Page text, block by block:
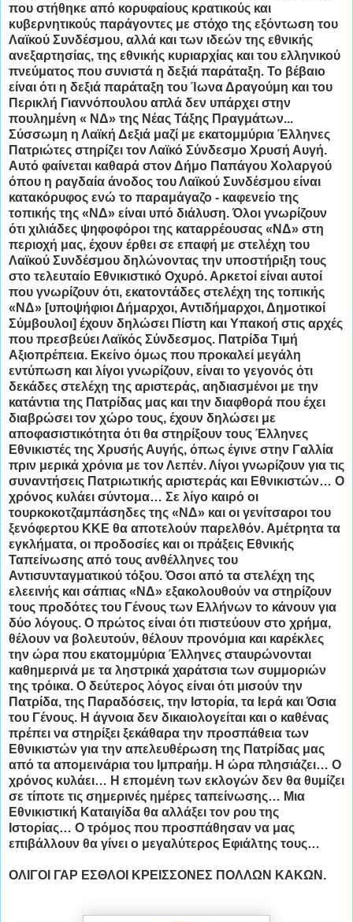
που στήθηκε από κορυφαίους κρατικούς και
κυβερνητικούς παράγοντες με στόχο της εξόντωση του
Λαϊκού Συνδέσμου, αλλά και των ιδεών της εθνικής
ανεξαρτησίας, της εθνικής κυριαρχίας και του ελληνικού
πνεύματος που συνιστά η δεξιά παράταξη. Το βέβαιο
είναι ότι η δεξιά παράταξη του Ίωνα Δραγούμη και του
Περικλή Γιαννόπουλου απλά δεν υπάρχει στην
πουλημένη « ΝΔ» της Νέας Τάξης Πραγμάτων...
Σύσσωμη η Λαϊκή Δεξιά μαζί με εκατομμύρια Έλληνες
Πατριώτες στηρίζει τον Λαϊκό Σύνδεσμο Χρυσή Αυγή.
Αυτό φαίνεται καθαρά στον Δήμο Παπάγου Χολαργού
όπου η ραγδαία άνοδος του Λαϊκού Συνδέσμου είναι
κατακόρυφος ενώ το παραμάγαζο - καφενείο της
τοπικής της «ΝΔ» είναι υπό διάλυση. Όλοι γνωρίζουν
ότι χιλιάδες ψηφοφόροι της καταρρέουσας «ΝΔ» στη
περιοχή μας, έχουν έρθει σε επαφή με στελέχη του
Λαϊκού Συνδέσμου δηλώνοντας την υποστήριξη τους
στο τελευταίο Εθνικιστικό Οχυρό. Αρκετοί είναι αυτοί
που γνωρίζουν ότι, εκατοντάδες στελέχη της τοπικής
«ΝΔ» [υποψήφιοι Δήμαρχοι, Αντιδήμαρχοι, Δημοτικοί
Σύμβουλοι] έχουν δηλώσει Πίστη και Υπακοή στις αρχές
που πρεσβεύει Λαϊκός Σύνδεσμος. Πατρίδα Τιμή
Αξιοπρέπεια. Εκείνο όμως που προκαλεί μεγάλη
εντύπωση και λίγοι γνωρίζουν, είναι το γεγονός ότι
δεκάδες στελέχη της αριστεράς, αηδιασμένοι με την
κατάντια της Πατρίδας μας και την διαφθορά που έχει
διαβρώσει τον χώρο τους, έχουν δηλώσει με
αποφασιστικότητα ότι θα στηρίξουν τους Έλληνες
Εθνικιστές της Χρυσής Αυγής, όπως έγινε στην Γαλλία
πριν μερικά χρόνια με τον Λεπέν. Λίγοι γνωρίζουν για τις
συναντήσεις Πατριωτικής αριστεράς και Εθνικιστών… Ο
χρόνος κυλάει σύντομα… Σε λίγο καιρό οι
τουρκοκοτζαμπάσηδες της «ΝΔ» και οι γενίτσαροι του
ξενόφερτου ΚΚΕ θα αποτελούν παρελθόν. Αμέτρητα τα
εγκλήματα, οι προδοσίες και οι πράξεις Εθνικής
Ταπείνωσης από τους ανθέλληνες του
Αντισυνταγματικού τόξου. Όσοι από τα στελέχη της
ελεεινής και σάπιας «ΝΔ» εξακολουθούν να στηρίζουν
τους προδότες του Γένους των Ελλήνων το κάνουν για
δύο λόγους. Ο πρώτος είναι ότι πιστεύουν στο χρήμα,
θέλουν να βολευτούν, θέλουν προνόμια και καρέκλες
την ώρα που εκατομμύρια Έλληνες σταυρώνονται
καθημερινά με τα ληστρικά χαράτσια των συμμοριών
της τρόικα. Ο δεύτερος λόγος είναι ότι μισούν την
Πατρίδα, της Παραδόσεις, την Ιστορία, τα Ιερά και Όσια
του Γένους. Η άγνοια δεν δικαιολογείται και ο καθένας
πρέπει να στηρίξει ξεκάθαρα την προσπάθεια των
Εθνικιστών για την απελευθέρωση της Πατρίδας μας
από τα απομεινάρια του Ιμπραήμ. Η ώρα πλησιάζει… Ο
χρόνος κυλάει… Η επομένη των εκλογών δεν θα θυμίζει
σε τίποτε τις σημερινές ημέρες ταπείνωσης… Μια
Εθνικιστική Καταιγίδα θα αλλάξει τον ρου της
Ιστορίας… Ο τρόμος που προσπάθησαν να μας
επιβάλλουν θα γίνει ο μεγαλύτερος Εφιάλτης τους…
ΟΛΙΓΟΙ ΓΑΡ ΕΣΘΛΟΙ ΚΡΕΙΣΣΟΝΕΣ ΠΟΛΛΩΝ ΚΑΚΩΝ.